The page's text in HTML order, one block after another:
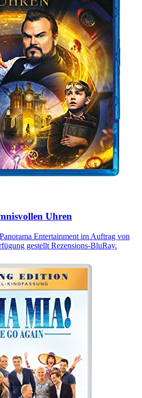
Uhren
Entertainment im Auftrag von
gestellt Rezensions-BluRay.